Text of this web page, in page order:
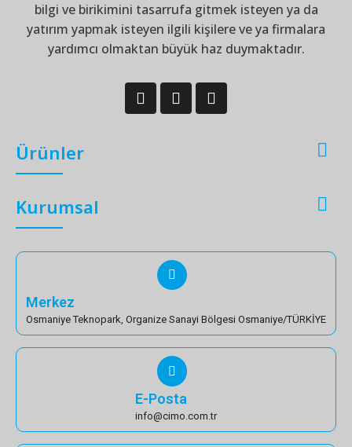
bilgi ve birikimini tasarrufa gitmek isteyen ya da
yatırım yapmak isteyen ilgili kişilere ve ya firmalara
yardımcı olmaktan büyük haz duymaktadır.
Ürünler 
Kurumsal 
Merkez
Osmaniye Teknopark, Organize Sanayi Bölgesi Osmaniye/TÜRKİYE
E-Posta
info@cimo.com.tr